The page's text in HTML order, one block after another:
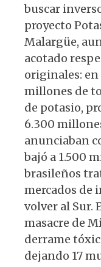
buscar
proyecto
Malargüe,
acotado
originales:
millones de
de potasio,
6.300
anunciaban
bajó a 1.500
brasileños
mercados de
volver al Sur.
masacre de
derrame
dejando 17